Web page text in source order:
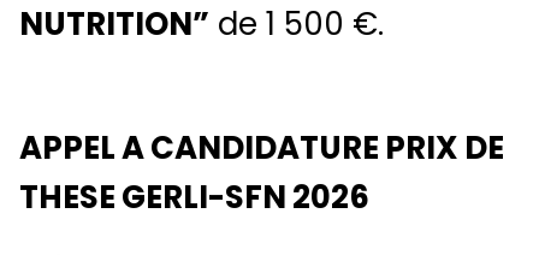
NUTRITION” de 1 500 €.
APPEL A CANDIDATURE PRIX DE
THESE GERLI-SFN 2026